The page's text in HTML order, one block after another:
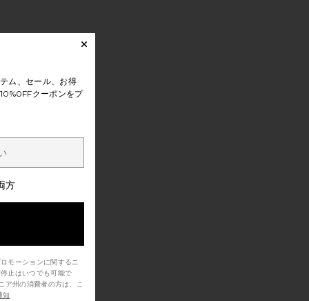
ム、セール、お得
クーポンをプ
方
モーションに関するニ
止はいつでも可能で
知